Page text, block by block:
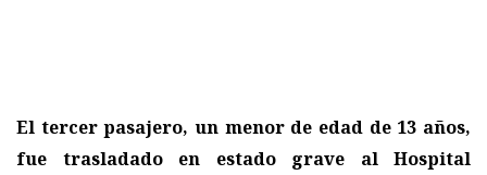
El tercer pasajero, un menor de edad de 13 años,
fue trasladado en estado grave al Hospital